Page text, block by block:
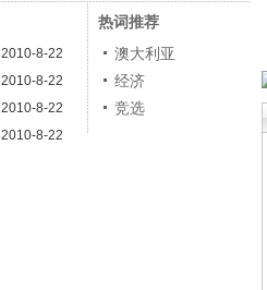
2010-8-22
2010-8-22
2010-8-22
2010-8-22
热词推荐
澳大利亚
经济
竞选